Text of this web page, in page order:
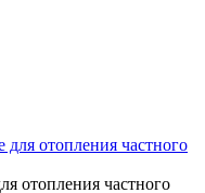
частного